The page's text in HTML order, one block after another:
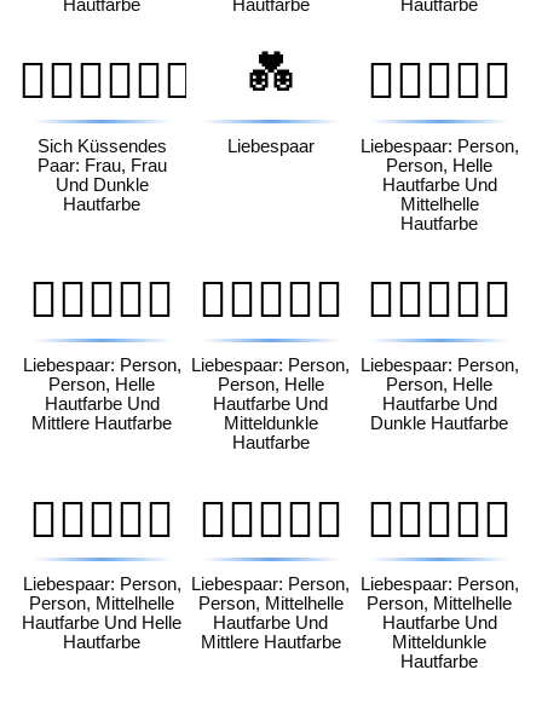
Hautfarbe Hautfarbe Hautfarbe
👩🏿‍❤️‍💋‍👩🏿
Sich Küssendes
Paar: Frau, Frau
Und Dunkle
Hautfarbe
💑
Liebespaar
🧑🏻‍❤️‍🧑🏼
Liebespaar: Person,
Person, Helle
Hautfarbe Und
Mittelhelle
Hautfarbe
🧑🏻‍❤️‍🧑🏽
Liebespaar: Person,
Person, Helle
Hautfarbe Und
Mittlere Hautfarbe
🧑🏻‍❤️‍🧑🏾
Liebespaar: Person,
Person, Helle
Hautfarbe Und
Mitteldunkle
Hautfarbe
🧑🏻‍❤️‍🧑🏿
Liebespaar: Person,
Person, Helle
Hautfarbe Und
Dunkle Hautfarbe
🧑🏼‍❤️‍🧑🏻
Liebespaar: Person,
Person, Mittelhelle
Hautfarbe Und Helle
Hautfarbe
🧑🏼‍❤️‍🧑🏽
Liebespaar: Person,
Person, Mittelhelle
Hautfarbe Und
Mittlere Hautfarbe
🧑🏼‍❤️‍🧑🏾
Liebespaar: Person,
Person, Mittelhelle
Hautfarbe Und
Mitteldunkle
Hautfarbe